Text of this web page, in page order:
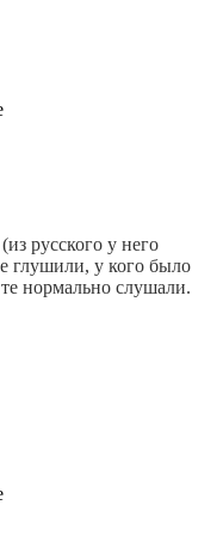
русского у него
глушили, у кого было
нормально слушали.